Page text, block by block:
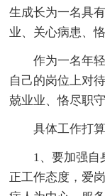
生成长为一名具
业、关心病患、
作为一名年轻
自己的岗位上对
兢业业、恪尽职
具体工作打算
1、要加强自身
正工作态度，爱